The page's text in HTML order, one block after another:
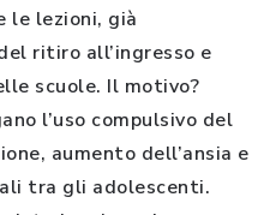
le lezioni, già
ritiro all’ingresso e
scuole. Il motivo?
l’uso compulsivo del
aumento dell’ansia e
tra gli adolescenti.